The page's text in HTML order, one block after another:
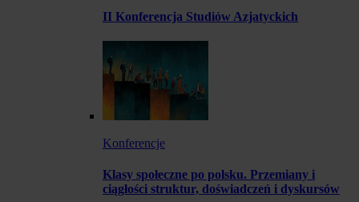
II Konferencja Studiów Azjatyckich
Konferencje
Klasy społeczne po polsku. Przemiany i
ciągłości struktur, doświadczeń i dyskursów